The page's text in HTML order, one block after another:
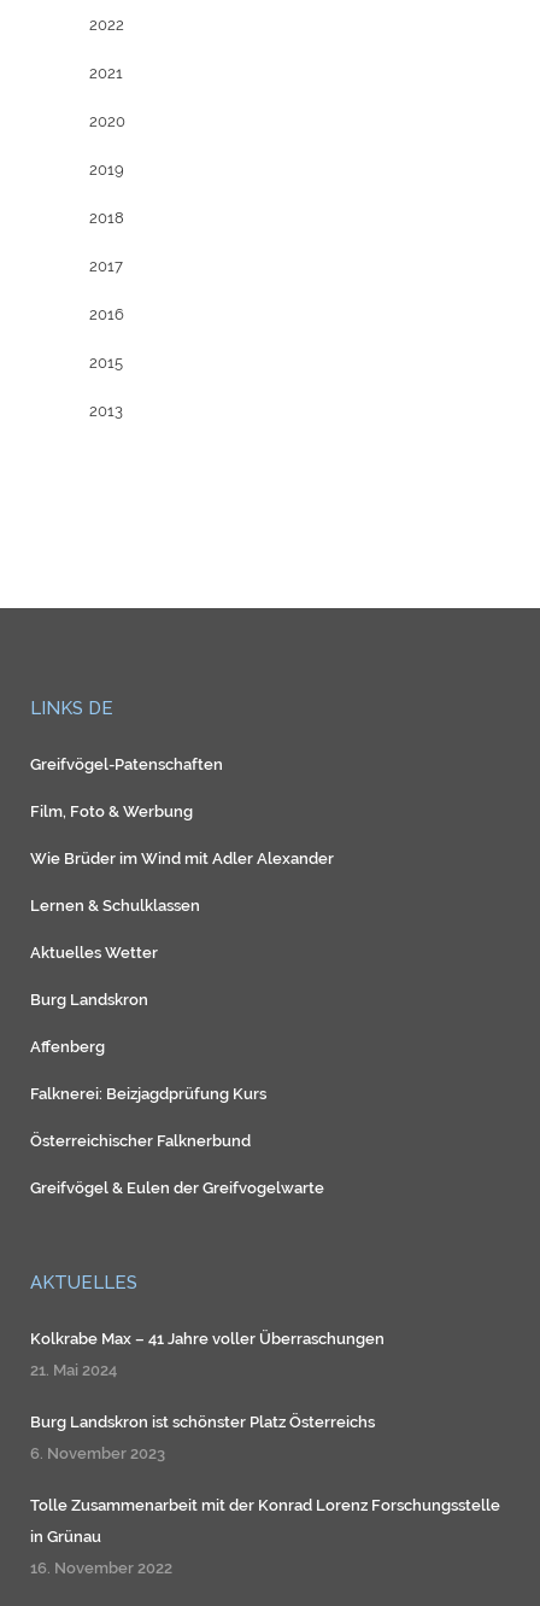
2022
2021
2020
2019
2018
2017
2016
2015
2013
LINKS DE
Greifvögel-Patenschaften
Film, Foto & Werbung
Wie Brüder im Wind mit Adler Alexander
Lernen & Schulklassen
Aktuelles Wetter
Burg Landskron
Affenberg
Falknerei: Beizjagdprüfung Kurs
Österreichischer Falknerbund
Greifvögel & Eulen der Greifvogelwarte
AKTUELLES
Kolkrabe Max – 41 Jahre voller Überraschungen
21. Mai 2024
Burg Landskron ist schönster Platz Österreichs
6. November 2023
Tolle Zusammenarbeit mit der Konrad Lorenz Forschungsstelle
in Grünau
16. November 2022